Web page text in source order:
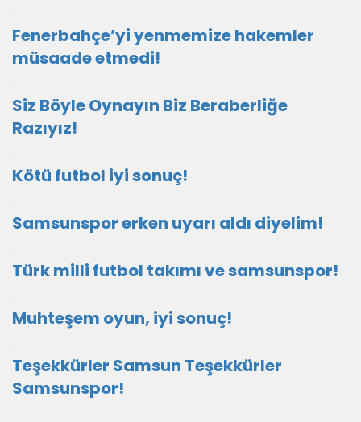
Fenerbahçe’yi yenmemize hakemler
müsaade etmedi!
Siz Böyle Oynayın Biz Beraberliğe
Razıyız!
Kötü futbol iyi sonuç!
Samsunspor erken uyarı aldı diyelim!
Türk milli futbol takımı ve samsunspor!
Muhteşem oyun, iyi sonuç!
Teşekkürler Samsun Teşekkürler
Samsunspor!